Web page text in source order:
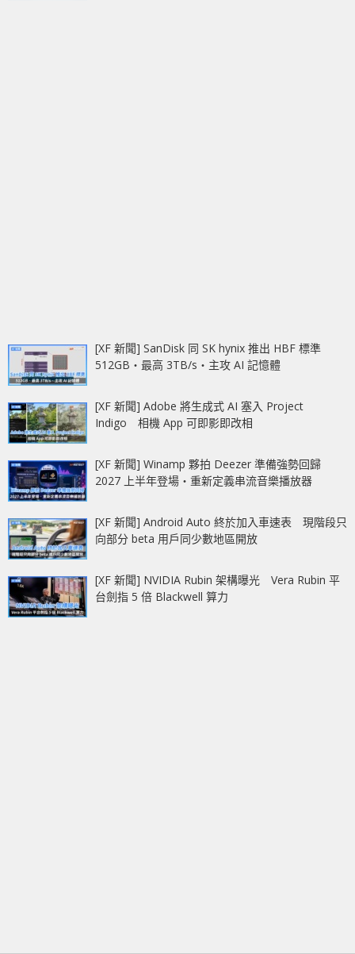
[XF 新聞] SanDisk 同 SK hynix 推出 HBF 標準
512GB‧最高 3TB/s‧主攻 AI 記憶體
[XF 新聞] Adobe 將生成式 AI 塞入 Project
Indigo 相機 App 可即影即改相
[XF 新聞] Winamp 夥拍 Deezer 準備強勢回歸
2027 上半年登場‧重新定義串流音樂播放器
[XF 新聞] Android Auto 終於加入車速表 現階段只
向部分 beta 用戶同少數地區開放
[XF 新聞] NVIDIA Rubin 架構曝光 Vera Rubin 平
台劍指 5 倍 Blackwell 算力